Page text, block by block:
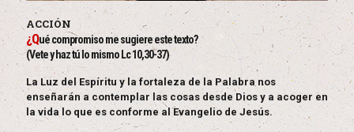
ACCIÓN
¿Qué compromiso me sugiere este texto?
(Vete y haz tú lo mismo Lc 10,30-37)
La Luz del Espíritu y la fortaleza de la Palabra nos
enseñarán a contemplar las cosas desde Dios y a acoger en
la vida lo que es conforme al Evangelio de Jesús.